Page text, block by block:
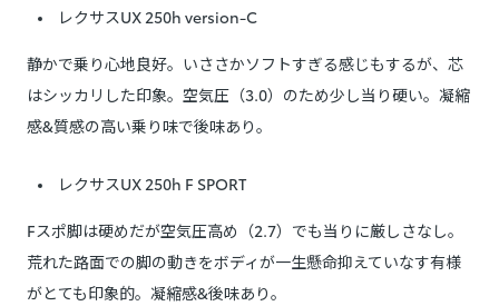
レクサスUX 250h version-C
静かで乗り心地良好。いささかソフトすぎる感じもするが、芯
はシッカリした印象。空気圧（3.0）のため少し当り硬い。凝縮
感&質感の高い乗り味で後味あり。
レクサスUX 250h F SPORT
Fスポ脚は硬めだが空気圧高め（2.7）でも当りに厳しさなし。
荒れた路面での脚の動きをボディが一生懸命抑えていなす有様
がとても印象的。凝縮感&後味あり。